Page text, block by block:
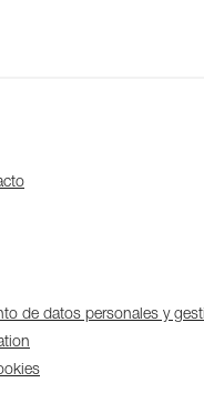
de datos personales y